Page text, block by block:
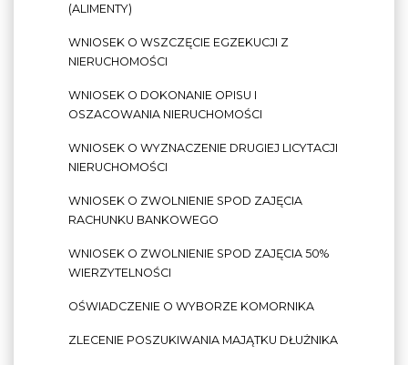
(ALIMENTY)
WNIOSEK O WSZCZĘCIE EGZEKUCJI Z
NIERUCHOMOŚCI
WNIOSEK O DOKONANIE OPISU I
OSZACOWANIA NIERUCHOMOŚCI
WNIOSEK O WYZNACZENIE DRUGIEJ LICYTACJI
NIERUCHOMOŚCI
WNIOSEK O ZWOLNIENIE SPOD ZAJĘCIA
RACHUNKU BANKOWEGO
WNIOSEK O ZWOLNIENIE SPOD ZAJĘCIA 50%
WIERZYTELNOŚCI
OŚWIADCZENIE O WYBORZE KOMORNIKA
ZLECENIE POSZUKIWANIA MAJĄTKU DŁUŻNIKA